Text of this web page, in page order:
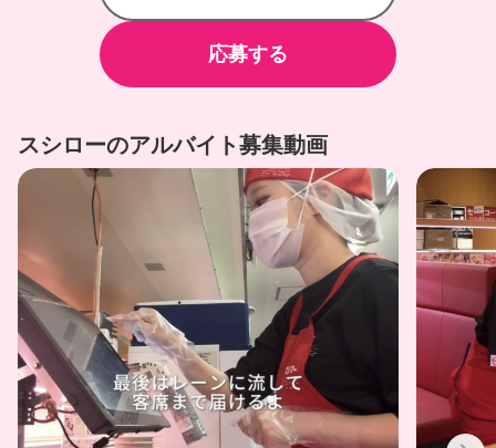
応募する
スシローのアルバイト募集動画